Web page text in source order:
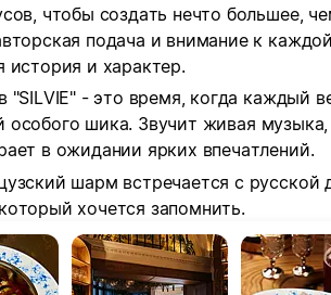
чтобы создать нечто большее,
подача и внимание к
история и характер.
"SILVIE" - это время, когда каждый
особого шика. Звучит живая
в ожидании ярких впечатлений.
шарм встречается с
хочется запомнить.